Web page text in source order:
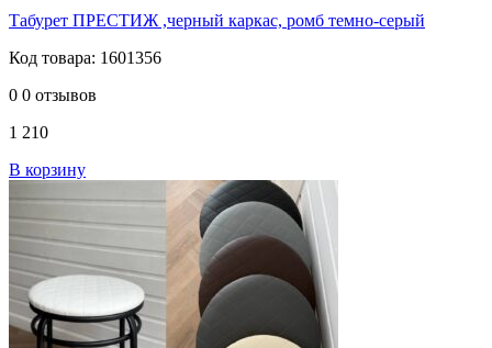
Табурет ПРЕСТИЖ ,черный каркас, ромб темно-серый
Код товара: 1601356
0 0 отзывов
1 210
В корзину